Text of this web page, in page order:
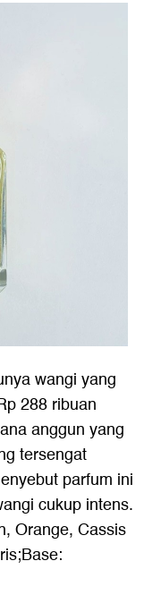
wangi yang
288 ribuan
anggun yang
tersengat
parfum ini
cukup intens.
Orange, Cassis